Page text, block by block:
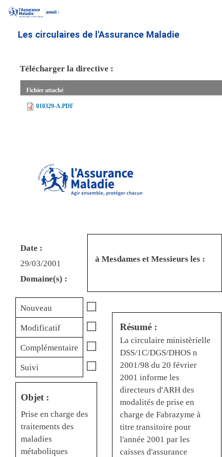
contenu
Les circulaires de l'Assurance Maladie
Télécharger la directive :
Fichier attaché
010329-A.PDF
Date :
29/03/2001
Domaine(s) :
à Mesdames et Messieurs les :
Nouveau ☐
Modificatif ☐
Complémentaire ☐
Suivi ☐
Objet :
Prise en charge des
traitements des
maladies
métaboliques
Résumé :
La circulaire ministèrielle
DSS/1C/DGS/DHOS n
2001/98 du 20 février
2001 informe les
directeurs d'ARH des
modalités de prise en
charge de Fabrazyme à
titre transitoire pour
l'année 2001 par les
caisses d'assurance